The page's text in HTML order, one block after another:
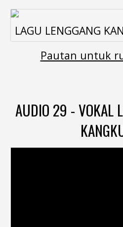
LAGU LENGGANG
Pautan untuk
AUDIO 29 - VOKAL